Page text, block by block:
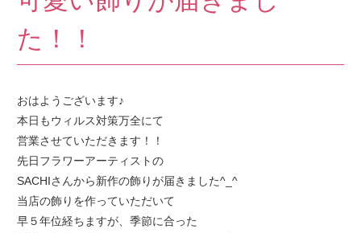
た！！
おはようございます♪
本日もウィルス対策万全にて
営業させていただきます！！
先日フラワーアーティストの
SACHIさんから新作の飾りが届きました^_^
当店の飾りを作っていただいて
早５年位経ちますが、季節に合った